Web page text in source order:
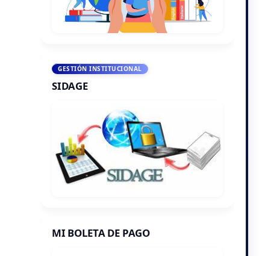
GESTIÓN INSTITUCIONAL
SIDAGE
MI BOLETA DE PAGO